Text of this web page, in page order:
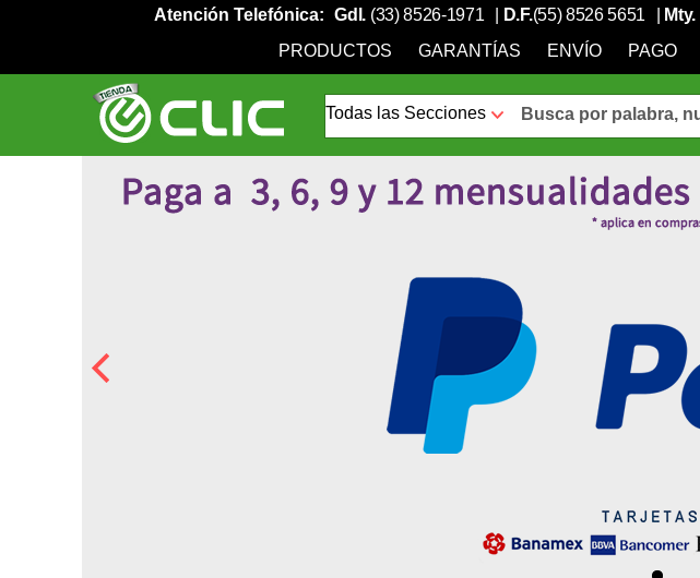
Atención Telefónica: Gdl. (33) 8526-1971 D.F.(55) 8526 5651 Mty.
PRODUCTOS
GARANTÍAS ENVÍO PAGO